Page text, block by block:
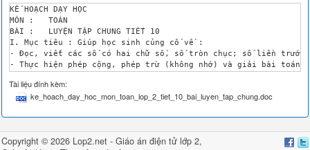
KẾ HOẠCH DẠY HỌC
MÔN : 	TOÁN
BÀI : 	LUYỆN TẬP CHUNG	TIẾT 10
I. Mục tiêu : Giúp học sinh củng cố về :
- Đọc, viết các số có hai chữ số, số tròn chục; số liền trước
- Thực hiện phép cộng, phép trừ (không nhớ) và giải bài toán
II. Các hoạt động dạy và học :
Giáo viên
Học sinh
- Yêu cầu 4 hs lên sửa bài lần lượt bài 2, 3
- 3 hs lên đặt tính và tính, 1 hs làm bài toán có lời văn.
- Yêu cầu cả lớp nhận xét
Tài liệu đính kèm:
ke_hoach_day_hoc_mon_toan_lop_2_tiet_10_bai_luyen_tap_chung.doc
Copyright © 2026 Lop2.net -Giáo án điện tử lớp 2,